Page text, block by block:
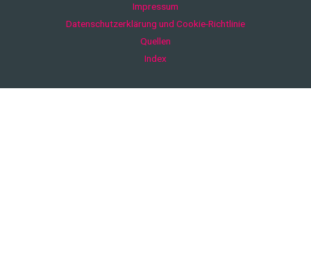
Impressum
Datenschutzerklärung und Cookie-Richtlinie
Quellen
Index